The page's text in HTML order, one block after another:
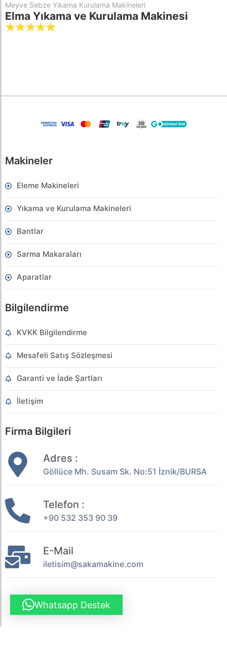
Meyve Sebze Yıkama Kurulama Makineleri
Elma Yıkama ve Kurulama Makinesi
☆☆☆☆☆
Makineler
Eleme Makineleri
Yıkama ve Kurulama Makineleri
Bantlar
Sarma Makaraları
Aparatlar
Bilgilendirme
KVKK Bilgilendirme
Mesafeli Satış Sözleşmesi
Garanti ve İade Şartları
İletişim
Firma Bilgileri
Adres :
Göllüce Mh. Susam Sk. No:51 İznik/BURSA
Telefon :
+90 532 353 90 39
E-Mail
iletisim@sakamakine.com
Whatsapp Destek